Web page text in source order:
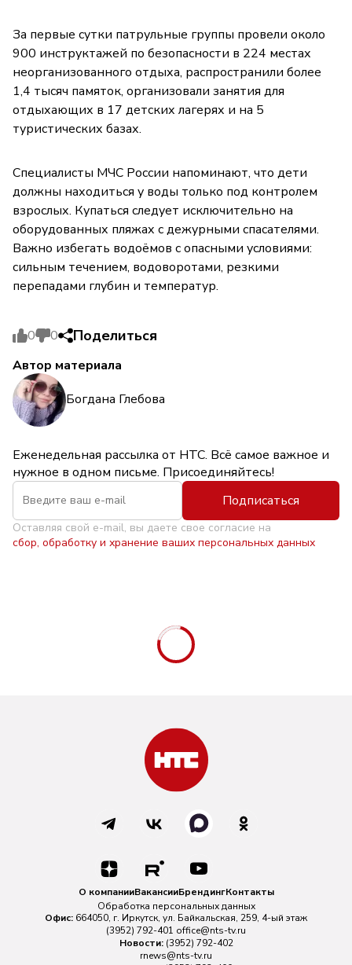
За первые сутки патрульные группы провели около
900 инструктажей по безопасности в 224 местах
неорганизованного отдыха, распространили более
1,4 тысяч памяток, организовали занятия для
отдыхающих в 17 детских лагерях и на 5
туристических базах.
Специалисты МЧС России напоминают, что дети
должны находиться у воды только под контролем
взрослых. Купаться следует исключительно на
оборудованных пляжах с дежурными спасателями.
Важно избегать водоёмов с опасными условиями:
сильным течением, водоворотами, резкими
перепадами глубин и температур.
0 0 Поделиться
Автор материала
Богдана Глебова
Еженедельная рассылка от НТС. Всё самое важное и
нужное в одном письме. Присоединяйтесь!
Подписаться
Оставляя свой e-mail, вы даете свое согласие на
сбор, обработку и хранение ваших персональных данных
О компанииВакансииБрендингКонтакты
Обработка персональных данных
Офис: 664050, г. Иркутск, ул. Байкальская, 259, 4-ый этаж
(3952) 792-401 office@nts-tv.ru
Новости: (3952) 792-402
rnews@nts-tv.ru